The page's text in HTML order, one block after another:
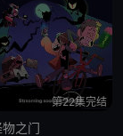
第22集完结
物之门